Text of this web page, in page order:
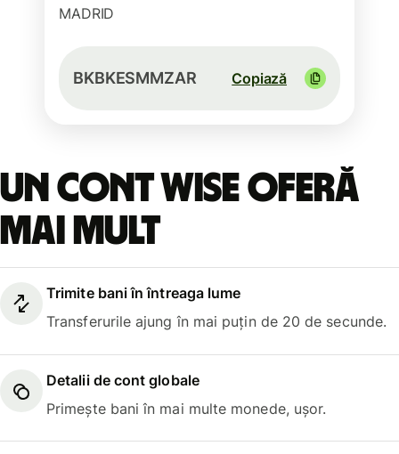
MADRID
BKBKESMMZAR Copiază
Un cont Wise oferă
mai mult
Trimite bani în întreaga lume
Transferurile ajung în mai puțin de 20 de secunde.
Detalii de cont globale
Primește bani în mai multe monede, ușor.